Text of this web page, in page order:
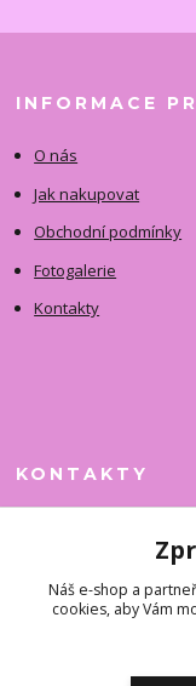
INFORMACE
O nás
Jak nakupovat
Obchodní podmínky
Fotogalerie
Kontakty
KONTAKTY
+420 731 390 323
Náš e-shop a
cookies, aby Vám